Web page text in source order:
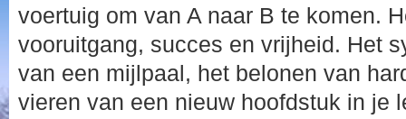
voertuig om van A naar B te komen.
vooruitgang, succes en vrijheid. Het
van een mijlpaal, het belonen van
vieren van een nieuw hoofdstuk in je